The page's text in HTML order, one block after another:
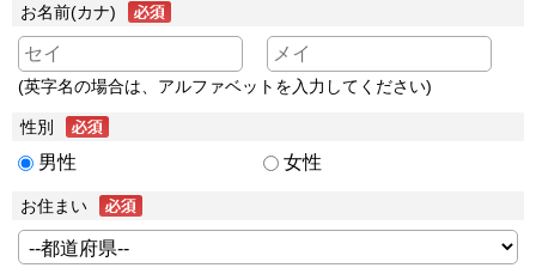
お名前(カナ)
(英字名の場合は、アルファベットを入力してください)
性別
男性 女性
お住まい